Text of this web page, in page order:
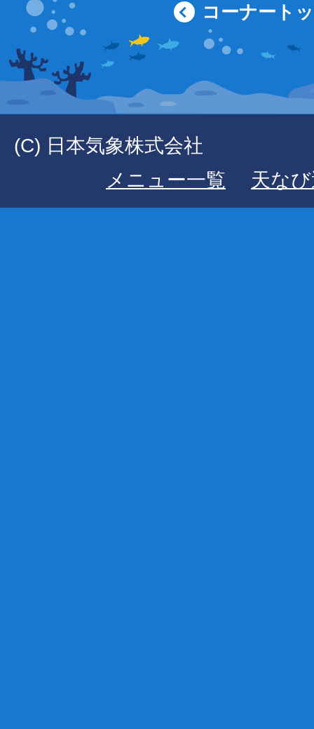
コーナート
(C) 日本気象株式会社
メニュー一覧
天な